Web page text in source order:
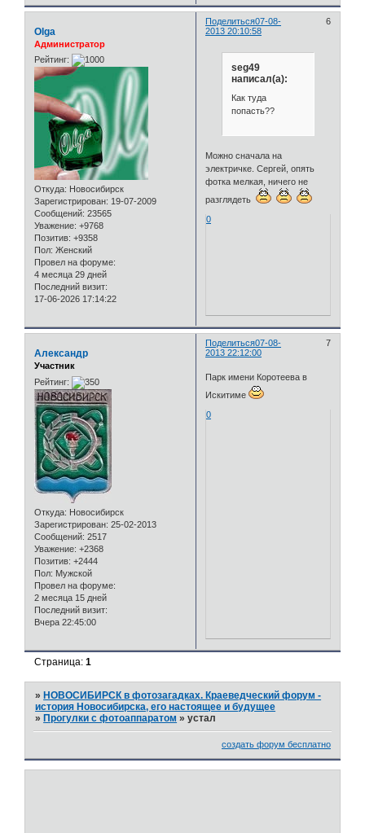
Поделиться 6
07-08-
2013 20:10:58
Olga
Администратор
Рейтинг:
Откуда: Новосибирск
Зарегистрирован: 19-07-2009
Сообщений: 23565
Уважение: +9768
Позитив: +9358
Пол: Женский
Провел на форуме:
4 месяца 29 дней
Последний визит:
17-06-2026 17:14:22
seg49
написал(а):
Как туда
попасть??
Можно сначала на
электричке. Сергей, опять
фотка мелкая, ничего не
разглядеть
0
Поделиться 7
07-08-
2013 22:12:00
Александр
Участник
Рейтинг:
Откуда: Новосибирск
Зарегистрирован: 25-02-2013
Сообщений: 2517
Уважение: +2368
Позитив: +2444
Пол: Мужской
Провел на форуме:
2 месяца 15 дней
Последний визит:
Вчера 22:45:00
Парк имени Коротеева в
Искитиме
0
Страница:1
» НОВОСИБИРСК в фотозагадках. Краеведческий форум -
история Новосибирска, его настоящее и будущее
» Прогулки с фотоаппаратом »устал
создать форум бесплатно